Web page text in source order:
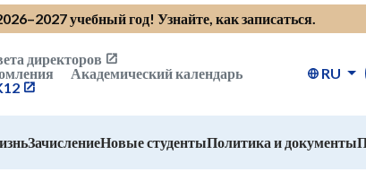
учебный год! Узнайте, как записаться.
директоров
Академический календарь
RU
ЗачислениеНовые студентыПолитика и документы